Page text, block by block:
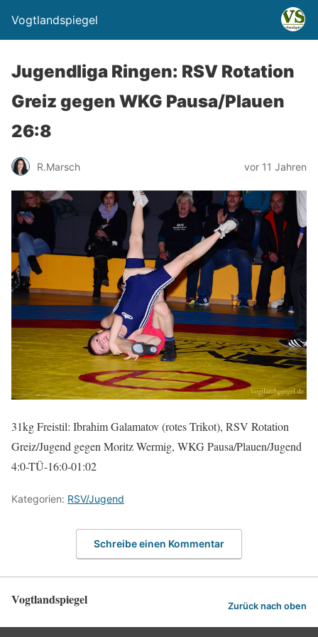
Vogtlandspiegel
Jugendliga Ringen: RSV Rotation
Greiz gegen WKG Pausa/Plauen
26:8
R.Marsch vor 11 Jahren
31kg Freistil: Ibrahim Galamatov (rotes Trikot), RSV Rotation
Greiz/Jugend gegen Moritz Wermig, WKG Pausa/Plauen/Jugend
4:0-TÜ-16:0-01:02
Kategorien: RSV/Jugend
Schreibe einen Kommentar
Vogtlandspiegel Zurück nach oben